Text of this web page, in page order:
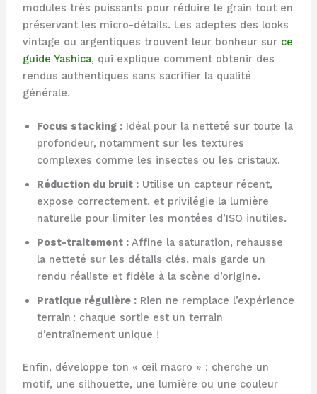
modules très puissants pour réduire le grain tout en
préservant les micro-détails. Les adeptes des looks
vintage ou argentiques trouvent leur bonheur sur ce
guide Yashica, qui explique comment obtenir des
rendus authentiques sans sacrifier la qualité
générale.
Focus stacking :Idéal pour la netteté sur toute la
profondeur, notamment sur les textures
complexes comme les insectes ou les cristaux.
Réduction du bruit :Utilise un capteur récent,
expose correctement, et privilégie la lumière
naturelle pour limiter les montées d’ISO inutiles.
Post-traitement :Affine la saturation, rehausse
la netteté sur les détails clés, mais garde un
rendu réaliste et fidèle à la scène d’origine.
Pratique régulière :Rien ne remplace l’expérience
terrain : chaque sortie est un terrain
d’entraînement unique !
Enfin, développe ton « œil macro » : cherche un
motif, une silhouette, une lumière ou une couleur